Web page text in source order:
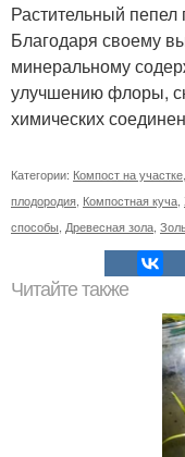
Растительный пепел
Благодаря своему
минеральному
улучшению флоры,
химических
Категории: Компост на участке,
плодородия, Компостная куча,
способы, Древесная зола,
Читайте также